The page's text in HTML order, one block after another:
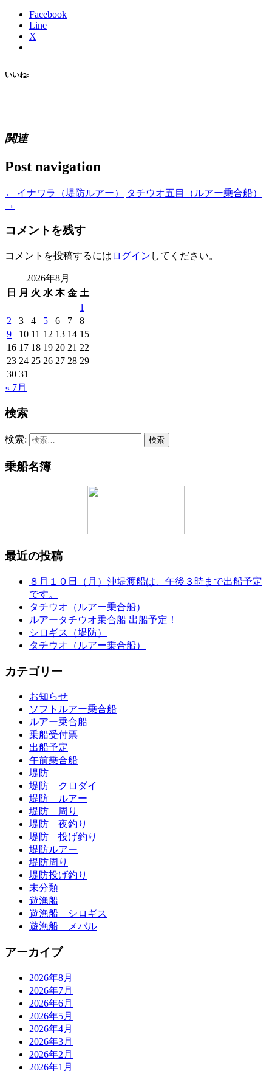
Facebook
Line
X
いいね:
関連
Post navigation
← イナワラ（堤防ルアー）
タチウオ五目（ルアー乗合船）
→
コメントを残す
コメントを投稿するには ログイン してください。
2026年8月
日
月 火 水 木 金 土
1
2
3 4 5 6 7
8
9
10 11 12 13 14 15
16 17 18 19 20 21 22
23 24 25 26 27 28 29
30 31
« 7月
検索
検索:
乗船名簿
最近の投稿
８月１０日（月）沖堤渡船は、午後３時まで出船予定
です。
タチウオ（ルアー乗合船）
ルアータチウオ乗合船 出船予定！
シロギス（堤防）
タチウオ（ルアー乗合船）
カテゴリー
お知らせ
ソフトルアー乗合船
ルアー乗合船
乗船受付票
出船予定
午前乗合船
堤防
堤防 クロダイ
堤防 ルアー
堤防 周り
堤防 夜釣り
堤防 投げ釣り
堤防ルアー
堤防周り
堤防投げ釣り
未分類
遊漁船
遊漁船 シロギス
遊漁船 メバル
アーカイブ
2026年8月
2026年7月
2026年6月
2026年5月
2026年4月
2026年3月
2026年2月
2026年1月